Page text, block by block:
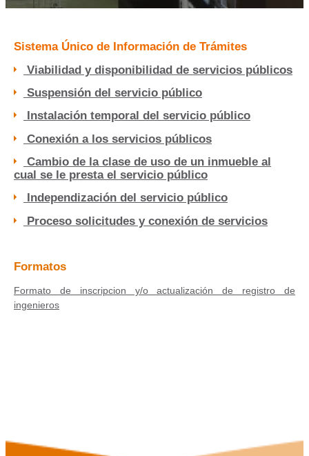
Sistema Único de Información de Trámites
Viabilidad y disponibilidad de servicios públicos
Suspensión del servicio público
Instalación temporal del servicio público
Conexión a los servicios públicos
Cambio de la clase de uso de un inmueble al
cual se le presta el servicio público
Independización del servicio público
Proceso solicitudes y conexión de servicios
Formatos
Formato de inscripcion y/o actualización de registro de
ingenieros